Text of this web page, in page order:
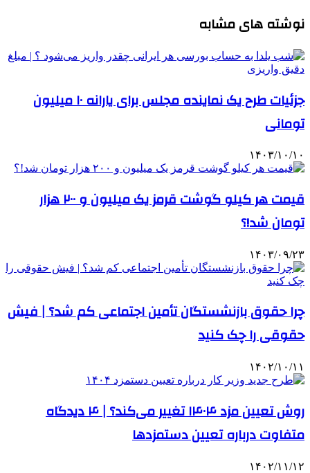
نوشته های مشابه
جزئیات طرح یک نماینده مجلس برای یارانه ۱۰ میلیون
تومانی
۱۴۰۳/۱۰/۱۰
قیمت هر کیلو گوشت قرمز یک میلیون و ۲۰۰ هزار
تومان شد!؟
۱۴۰۳/۰۹/۲۳
چرا حقوق بازنشستگان تأمین اجتماعی کم شد؟ | فیش
حقوقی را چک کنید
۱۴۰۲/۱۰/۱۱
روش تعیین مزد ۱۴۰۴ تغییر می‌کند؟ | ۴ دیدگاه
متفاوت درباره تعیین دستمزدها
۱۴۰۲/۱۱/۱۲